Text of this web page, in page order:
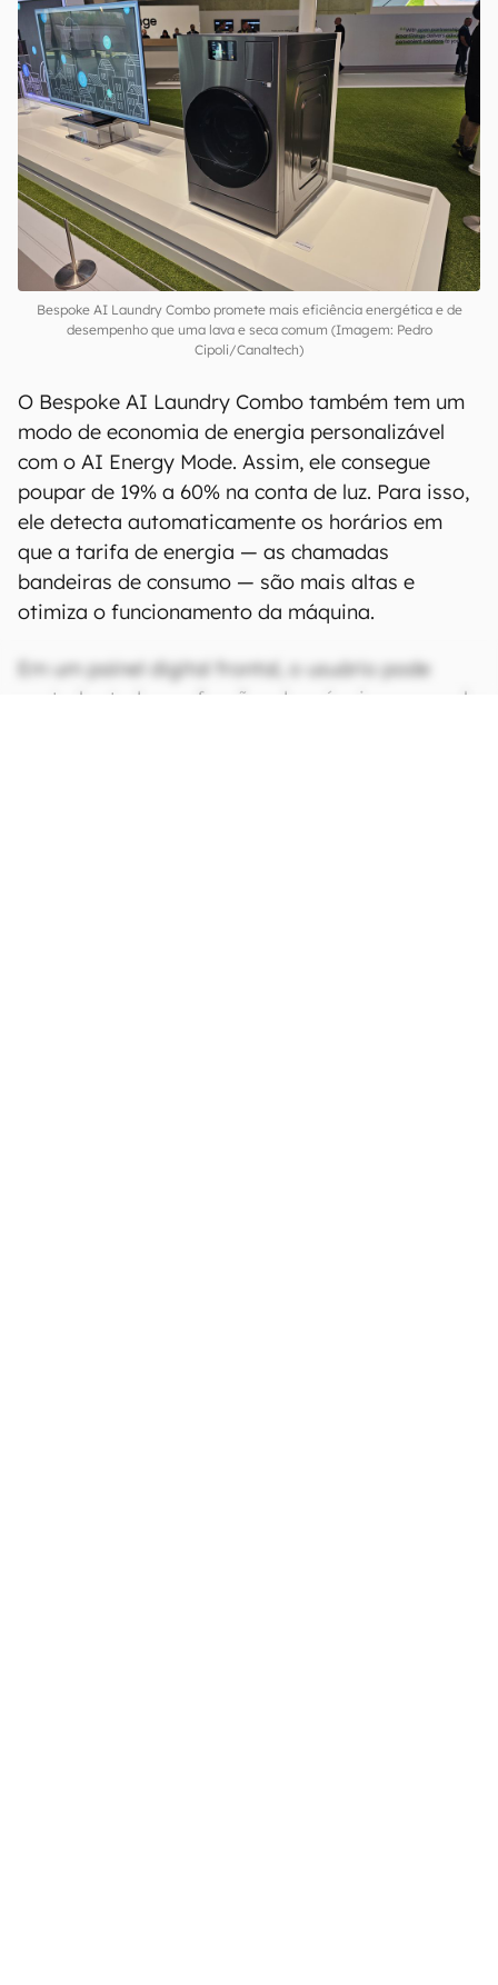
Bespoke AI Laundry Combo promete mais eficiência energética e de
desempenho que uma lava e seca comum (Imagem: Pedro
Cipoli/Canaltech)
O Bespoke AI Laundry Combo também tem um
modo de economia de energia personalizável
com o AI Energy Mode. Assim, ele consegue
poupar de 19% a 60% na conta de luz. Para isso,
ele detecta automaticamente os horários em
que a tarifa de energia — as chamadas
bandeiras de consumo — são mais altas e
otimiza o funcionamento da máquina.
Em um painel digital frontal, o usuário pode
controlar todas as funções da máquina e, por ela